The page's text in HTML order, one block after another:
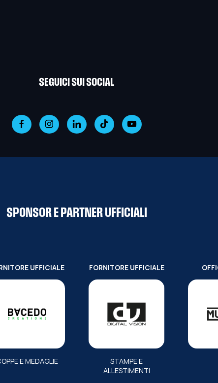
SEGUICI SUI SOCIAL
SPONSOR E PARTNER UFFICIALI
UFFICIALE
E MEDAGLIE
FORNITORE UFFICIALE
STAMPE E
ALLESTIMENTI